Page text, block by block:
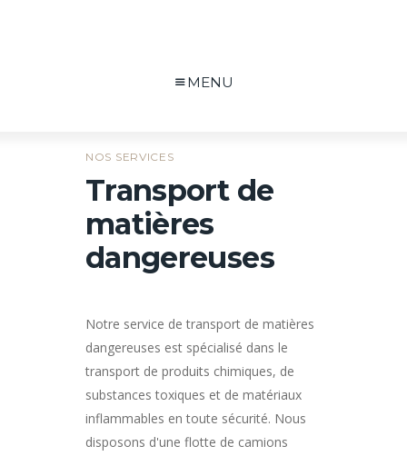
MENU
NOS SERVICES
Transport de
matières
dangereuses
Notre service de transport de matières
dangereuses est spécialisé dans le
transport de produits chimiques, de
substances toxiques et de matériaux
inflammables en toute sécurité. Nous
disposons d'une flotte de camions